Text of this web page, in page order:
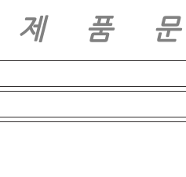
제 품